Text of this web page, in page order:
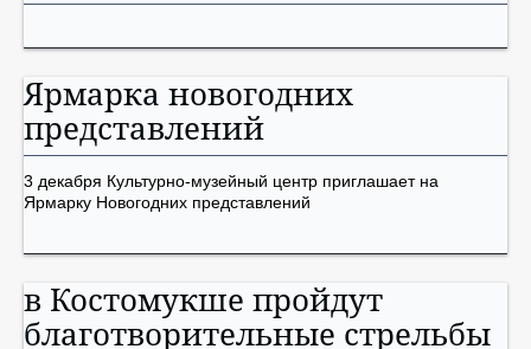
Ярмарка новогодних
представлений
3 декабря Культурно-музейный центр приглашает на
Ярмарку Новогодних представлений
в Костомукше пройдут
благотворительные стрельбы